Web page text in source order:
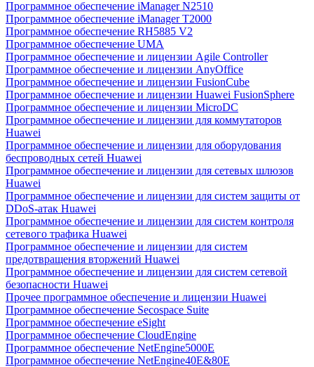
Программное обеспечение iManager N2510
Программное обеспечение iManager T2000
Программное обеспечение RH5885 V2
Программное обеспечение UMA
Программное обеспечение и лицензии Agile Controller
Программное обеспечение и лицензии AnyOffice
Программное обеспечение и лицензии FusionCube
Программное обеспечение и лицензии Huawei FusionSphere
Программное обеспечение и лицензии MicroDC
Программное обеспечение и лицензии для коммутаторов
Huawei
Программное обеспечение и лицензии для оборудования
беспроводных сетей Huawei
Программное обеспечение и лицензии для сетевых шлюзов
Huawei
Программное обеспечение и лицензии для систем защиты от
DDoS-атак Huawei
Программное обеспечение и лицензии для систем контроля
сетевого трафика Huawei
Программное обеспечение и лицензии для систем
предотвращения вторжений Huawei
Программное обеспечение и лицензии для систем сетевой
безопасности Huawei
Прочее программное обеспечение и лицензии Huawei
Программное обеспечение Secospace Suite
Программное обеспечение eSight
Программное обеспечение CloudEngine
Программное обеспечение NetEngine5000E
Программное обеспечение NetEngine40E&80E